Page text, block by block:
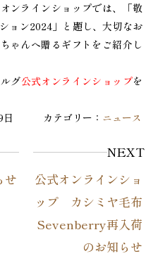
法⼈の⽅へ
ンラインショップでは、「敬
ョン2024」と題し、大切なお
ゃんへ贈るギフトをご紹介し
グ公式オンラインショップを
日 カテゴリー： ニュース
せ
NEXT
公式オンラインショ
ップ カシミヤ毛布
Sevenberry再入荷
のお知らせ